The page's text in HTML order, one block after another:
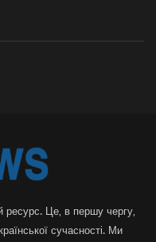
ресурс. Це, в першу чергу,
сучасності. Ми